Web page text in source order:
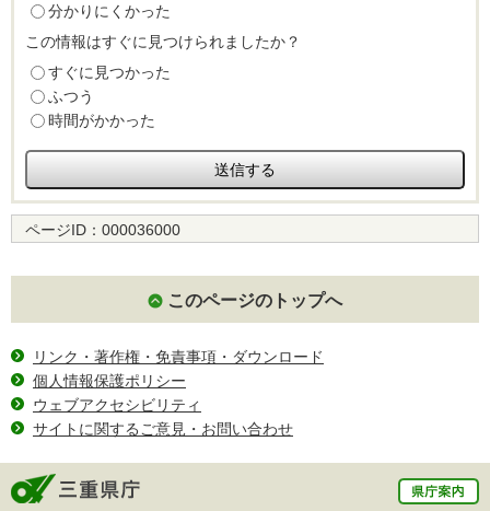
分かりにくかった
この情報はすぐに見つけられましたか？
すぐに見つかった
ふつう
時間がかかった
ページID： 000036000
このページのトップへ
リンク・著作権・免責事項・ダウンロード
個人情報保護ポリシー
ウェブアクセシビリティ
サイトに関するご意見・お問い合わせ